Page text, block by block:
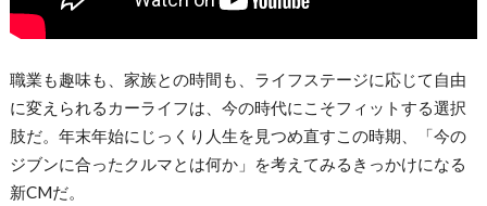
職業も趣味も、家族との時間も、ライフステージに応じて自由
に変えられるカーライフは、今の時代にこそフィットする選択
肢だ。年末年始にじっくり人生を見つめ直すこの時期、「今の
ジブンに合ったクルマとは何か」を考えてみるきっかけになる
新CMだ。